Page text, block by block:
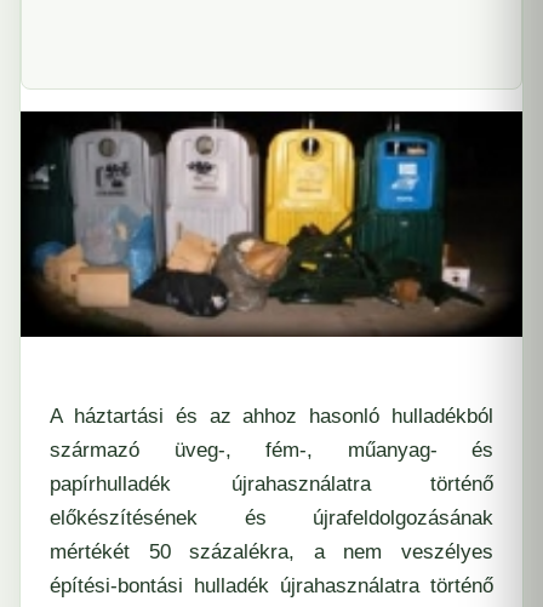
A háztartási és az ahhoz hasonló hulladékból
származó üveg-, fém-, műanyag- és
papírhulladék újrahasználatra történő
előkészítésének és újrafeldolgozásának
mértékét 50 százalékra, a nem veszélyes
építési-bontási hulladék újrahasználatra történő